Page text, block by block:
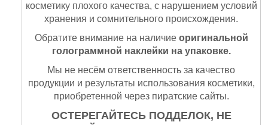
косметику плохого качества, с нарушением условий
хранения и сомнительного происхождения.
Обратите внимание на наличие оригинальной
голограммной наклейки на упаковке.
Мы не несём ответственность за качество
продукции и результаты использования косметики,
приобретенной через пиратские сайты.
ОСТЕРЕГАЙТЕСЬ ПОДДЕЛОК, НЕ